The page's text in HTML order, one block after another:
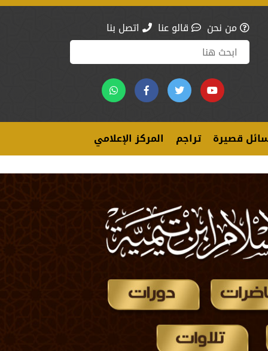
من نحن قالو عنا اتصل بنا
قصيرة تراجم المركز الإعلامي